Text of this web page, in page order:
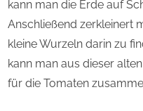
kann man die Erde auf
Anschließend zerkleinert
kleine Wurzeln darin zu
kann man aus dieser
für die Tomaten